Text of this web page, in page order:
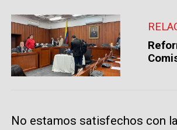
No estamos satisfechos con